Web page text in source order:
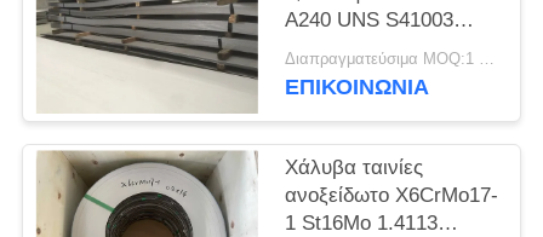
A240 UNS S41003
ανοξείδωτου Unility
Διαπραγματεύσιμα MOQ:1 τόνος
ΕΠΙΚΟΙΝΩΝΊΑ
Χάλυβα ταινίες
ανοξείδωτο X6CrMo17-
1 St16Mo 1.4113